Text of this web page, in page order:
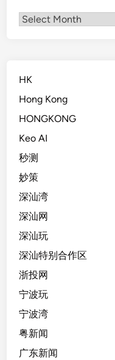
Archives
HK
Hong Kong
HONGKONG
Keo AI
秒测
妙策
深汕湾
深汕网
深汕玩
深汕特别合作区
浙投网
宁波玩
宁波湾
粤新闻
广东新闻